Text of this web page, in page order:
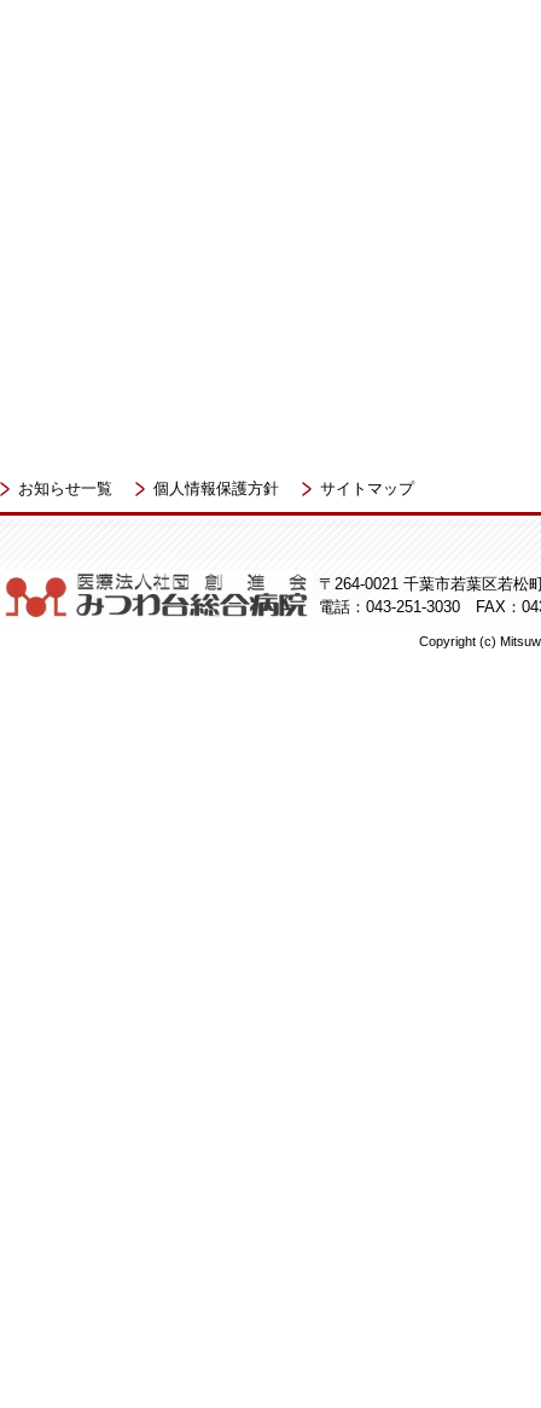
お知らせ一覧 個人情報保護方針 サイトマップ
〒264-0021 千葉市若葉区若松
電話：043-251-3030 FAX：
Copyright (c)